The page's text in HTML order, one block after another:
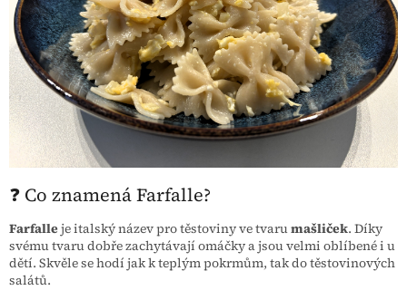
❓ Co znamená Farfalle?
Farfalleje italský název pro těstoviny ve tvarumašliček. Díky
svému tvaru dobře zachytávají omáčky a jsou velmi oblíbené i u
dětí. Skvěle se hodí jak k teplým pokrmům, tak do těstovinových
salátů.